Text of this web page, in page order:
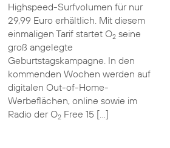
Highspeed-Surfvolumen für nur
29,99 Euro erhältlich. Mit diesem
einmaligen Tarif startet O2seine
groß angelegte
Geburtstagskampagne. In den
kommenden Wochen werden auf
digitalen Out-of-Home-
Werbeflächen, online sowie im
Radio der O2Free 15 […]